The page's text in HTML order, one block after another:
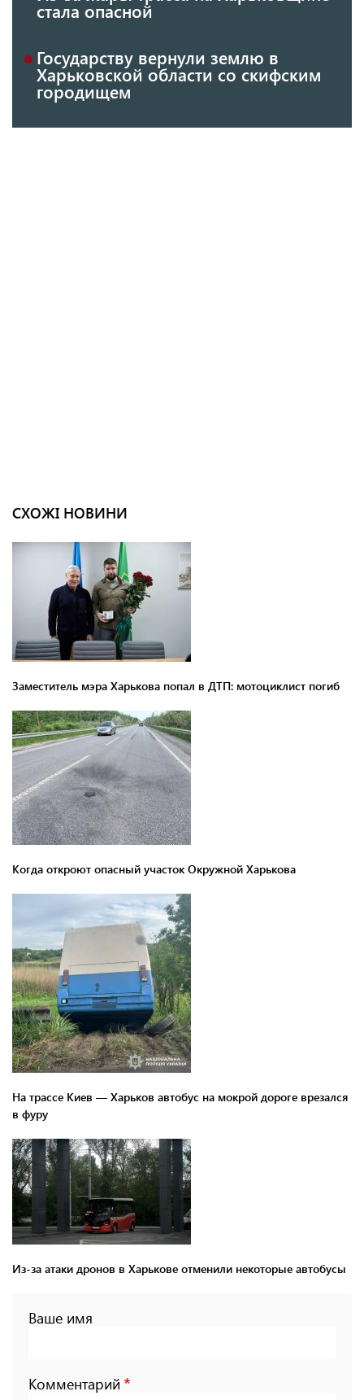
стала опасной
Государству вернули землю в
Харьковской области со скифским
городищем
СХОЖІ НОВИНИ
Заместитель мэра Харькова попал в ДТП: мотоциклист погиб
Когда откроют опасный участок Окружной Харькова
На трассе Киев — Харьков автобус на мокрой дороге врезался
в фуру
Из-за атаки дронов в Харькове отменили некоторые автобусы
Ваше имя
Комментарий